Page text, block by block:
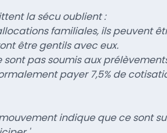
la sécu oublient :
familiales, ils peuvent
être gentils avec eux.
pas soumis aux
payer 7,5% de
indique que ce sont